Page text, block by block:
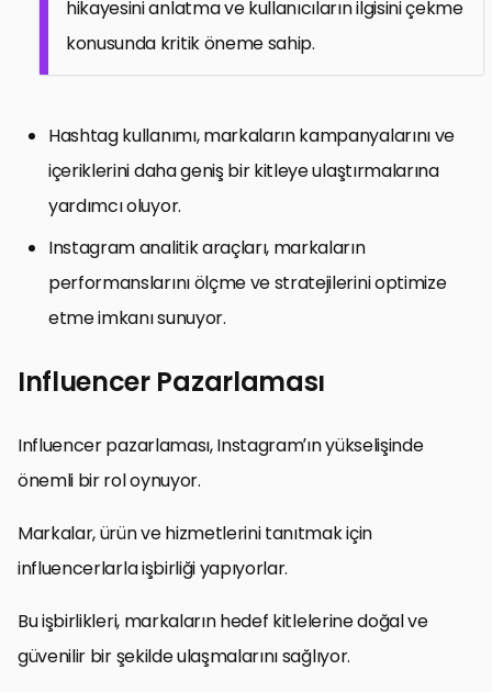
hikayesini anlatma ve kullanıcıların ilgisini çekme
konusunda kritik öneme sahip.
Hashtag kullanımı, markaların kampanyalarını ve
içeriklerini daha geniş bir kitleye ulaştırmalarına
yardımcı oluyor.
Instagram analitik araçları, markaların
performanslarını ölçme ve stratejilerini optimize
etme imkanı sunuyor.
Influencer Pazarlaması
Influencer pazarlaması, Instagram’ın yükselişinde
önemli bir rol oynuyor.
Markalar, ürün ve hizmetlerini tanıtmak için
influencerlarla işbirliği yapıyorlar.
Bu işbirlikleri, markaların hedef kitlelerine doğal ve
güvenilir bir şekilde ulaşmalarını sağlıyor.